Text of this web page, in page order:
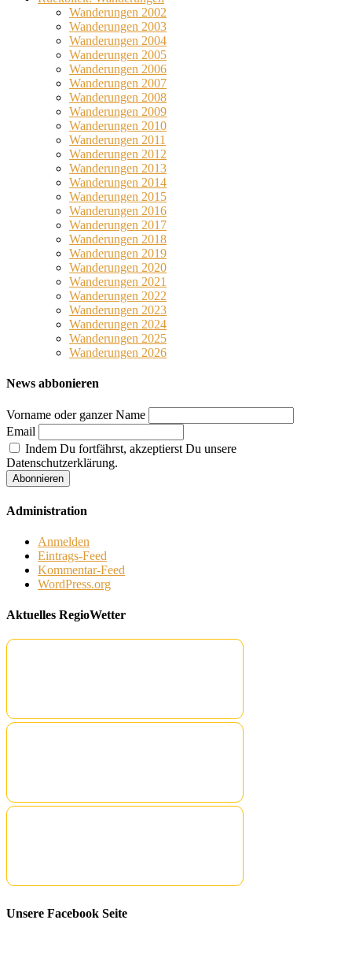
Wanderungen 2002
Wanderungen 2003
Wanderungen 2004
Wanderungen 2005
Wanderungen 2006
Wanderungen 2007
Wanderungen 2008
Wanderungen 2009
Wanderungen 2010
Wanderungen 2011
Wanderungen 2012
Wanderungen 2013
Wanderungen 2014
Wanderungen 2015
Wanderungen 2016
Wanderungen 2017
Wanderungen 2018
Wanderungen 2019
Wanderungen 2020
Wanderungen 2021
Wanderungen 2022
Wanderungen 2023
Wanderungen 2024
Wanderungen 2025
Wanderungen 2026
News abbonieren
Vorname oder ganzer Name
Email
Indem Du fortfährst, akzeptierst Du unsere
Datenschutzerklärung.
Administration
Anmelden
Eintrags-Feed
Kommentar-Feed
WordPress.org
Aktuelles RegioWetter
Unsere Facebook Seite